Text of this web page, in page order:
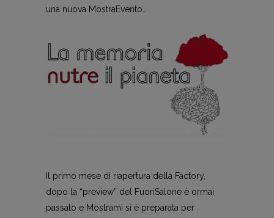
una nuova MostraEvento…
Il primo mese di riapertura della Factory,
dopo la “preview” del FuoriSalone è ormai
passato e Mostrami si è preparata per